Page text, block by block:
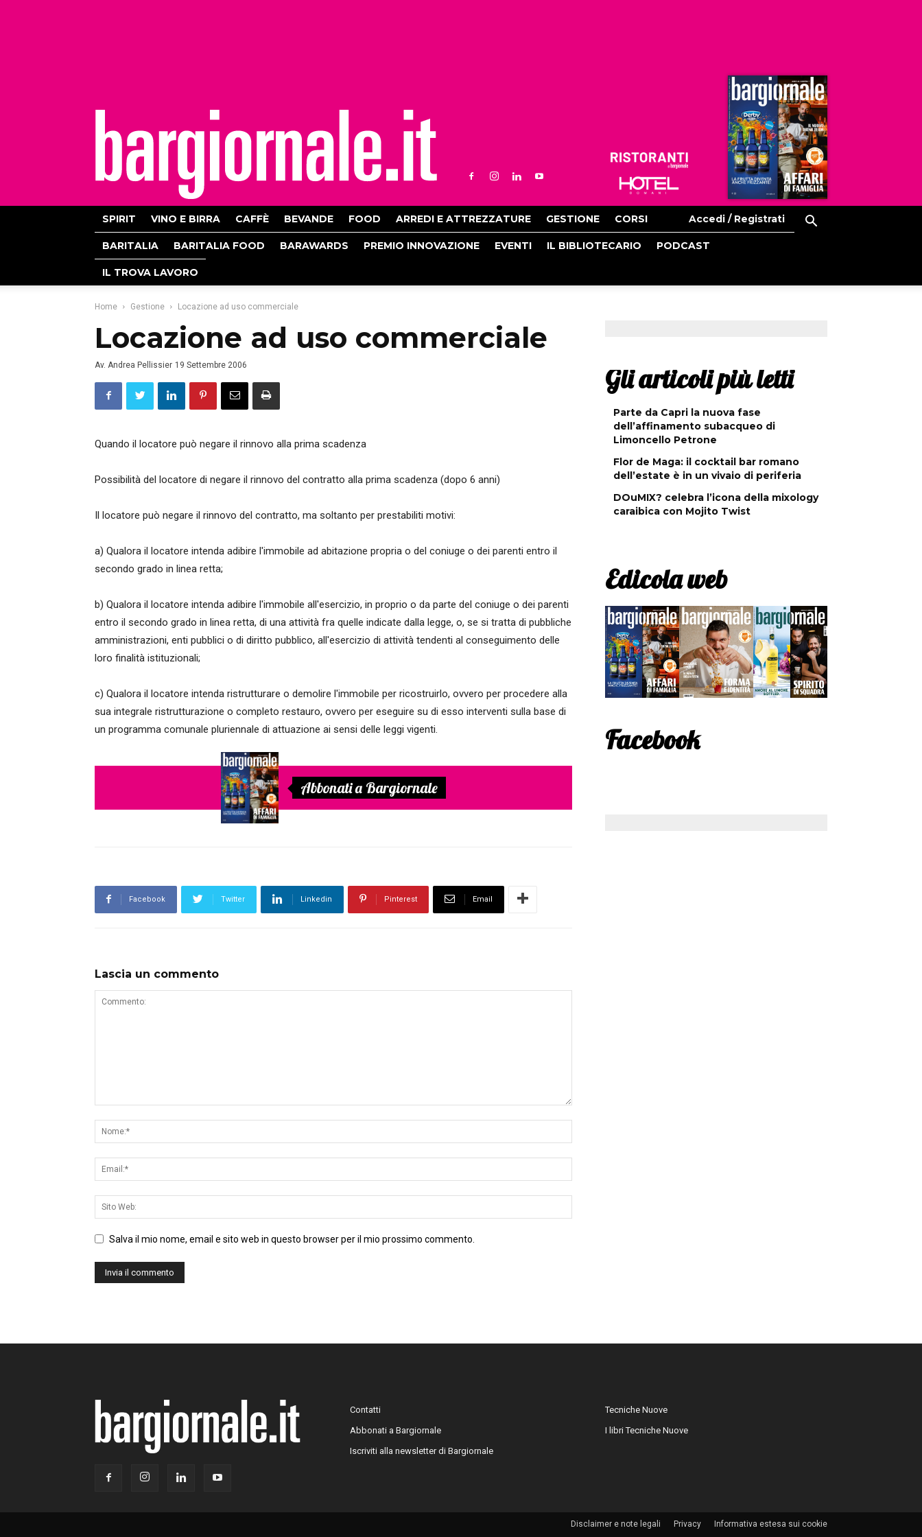
Ristoranti
Hoteldomani
SPIRIT VINO E BIRRA CAFFÈ BEVANDE FOOD ARREDI E ATTREZZATURE GESTIONE CORSI Accedi / Registrati
BARITALIA BARITALIA FOOD BARAWARDS PREMIO INNOVAZIONE EVENTI IL BIBLIOTECARIO PODCAST
IL TROVA LAVORO
Home Gestione Locazione ad uso commerciale
Locazione ad uso commerciale
Av. Andrea Pellissier 19 Settembre 2006
Quando il locatore può negare il rinnovo alla prima scadenza
Possibilità del locatore di negare il rinnovo del contratto alla prima scadenza (dopo 6 anni)
Il locatore può negare il rinnovo del contratto, ma soltanto per prestabiliti motivi:
a) Qualora il locatore intenda adibire l'immobile ad abitazione propria o del coniuge o dei parenti entro il
secondo grado in linea retta;
b) Qualora il locatore intenda adibire l'immobile all'esercizio, in proprio o da parte del coniuge o dei parenti
entro il secondo grado in linea retta, di una attività fra quelle indicate dalla legge, o, se si tratta di pubbliche
amministrazioni, enti pubblici o di diritto pubblico, all'esercizio di attività tendenti al conseguimento delle
loro finalità istituzionali;
c) Qualora il locatore intenda ristrutturare o demolire l'immobile per ricostruirlo, ovvero per procedere alla
sua integrale ristrutturazione o completo restauro, ovvero per eseguire su di esso interventi sulla base di
un programma comunale pluriennale di attuazione ai sensi delle leggi vigenti.
Abbonati a Bargiornale
Facebook Twitter Linkedin Pinterest Email
Lascia un commento
Salva il mio nome, email e sito web in questo browser per il mio prossimo commento.
Gli articoli più letti
Parte da Capri la nuova fase
dell’affinamento subacqueo di
Limoncello Petrone
Flor de Maga: il cocktail bar romano
dell’estate è in un vivaio di periferia
DOuMIX? celebra l’icona della mixology
caraibica con Mojito Twist
Edicola web
Facebook
Contatti
Abbonati a Bargiornale
Iscriviti alla newsletter di Bargiornale
Tecniche Nuove
I libri Tecniche Nuove
Disclaimer e note legali Privacy Informativa estesa sui cookie